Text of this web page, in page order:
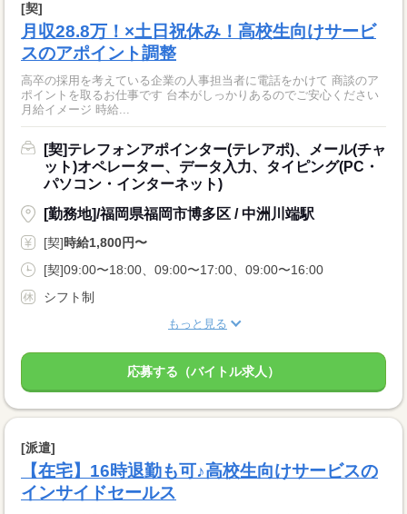
[契]
月収28.8万！×土日祝休み！高校生向けサービ
スのアポイント調整
高卒の採用を考えている企業の人事担当者に電話をかけて 商談のア
ポイントを取るお仕事です 台本がしっかりあるのでご安心ください
月給イメージ 時給...
[契]テレフォンアポインター(テレアポ)、メール(チャ
ット)オペレーター、データ入力、タイピング(PC・
パソコン・インターネット)
[勤務地]/福岡県福岡市博多区 / 中洲川端駅
[契]時給1,800円〜
[契]09:00〜18:00、09:00〜17:00、09:00〜16:00
シフト制
もっと見る
応募する（バイトル求人）
[派遣]
【在宅】16時退勤も可♪高校生向けサービスの
インサイドセールス